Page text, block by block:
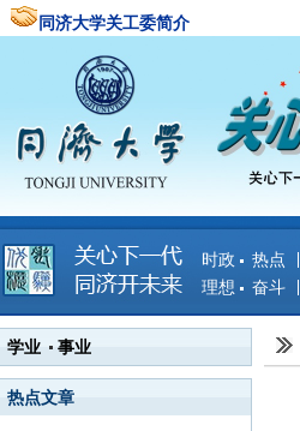
同济大学关工委简介
时政 热点
理想 奋斗
学业 事业
热点文章